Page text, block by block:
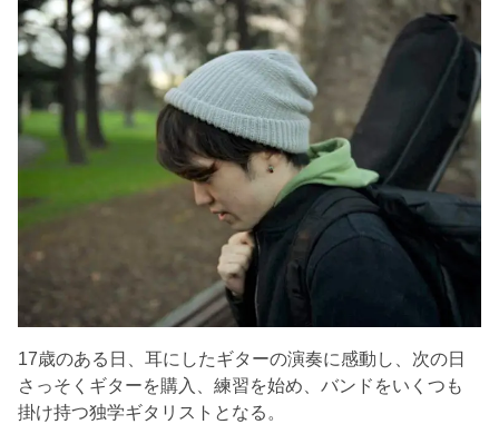
17歳のある日、耳にしたギターの演奏に感動し、次の日
さっそくギターを購入、練習を始め、バンドをいくつも
掛け持つ独学ギタリストとなる。